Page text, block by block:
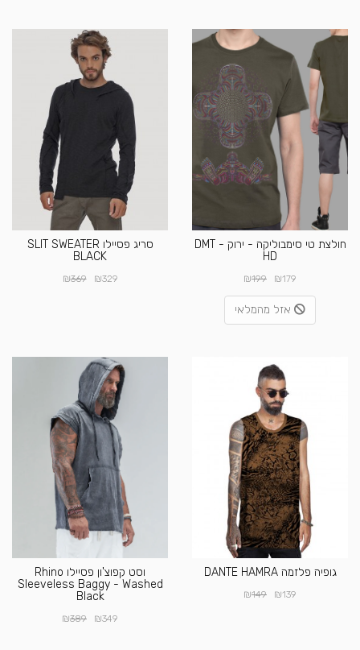
חולצת טי סימבוליקה - ירוק - DMT
HD
₪179
₪199
אזל מהמלאי
סריג פסיילו SLIT SWEATER
BLACK
₪329
₪369
גופיה פלזמה DANTE HAMRA
₪139
₪149
וסט קפוצ'ון פסיילו Rhino
Sleeveless Baggy - Washed
Black
₪349
₪389